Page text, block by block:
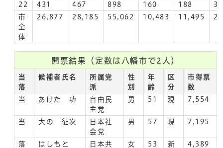
22
431 467 898 160 188
市
全
体
26,877 28,185 55,062 10,483 11,495
開票結果（定数は八幡市で2人）
当
落
候補者氏名
所属党
派
性
別
年
齢
区
分
市得票
数
当
あけた 功
自由民
主党
男 51 現 7,554
当 大の 征次
日本社
会党
男 57 現 7,195
落
はしもと
日本共
女 53 新 4,389